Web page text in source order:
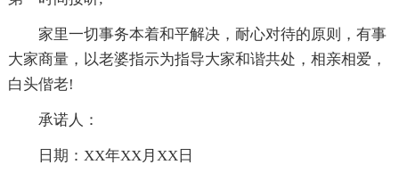
家里一切事务本着和平解决，耐心对待的原则，有事
大家商量，以老婆指示为指导大家和谐共处，相亲相爱，
白头偕老!
承诺人：
日期：XX年XX月XX日